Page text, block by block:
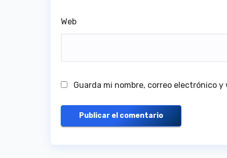
Web
Guarda mi nombre, correo electrónico